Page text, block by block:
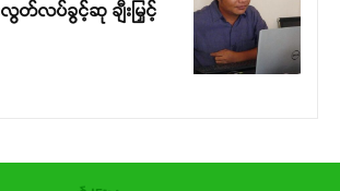
တ်လပ်ခွင့်ဆု ချီးမြှင့်